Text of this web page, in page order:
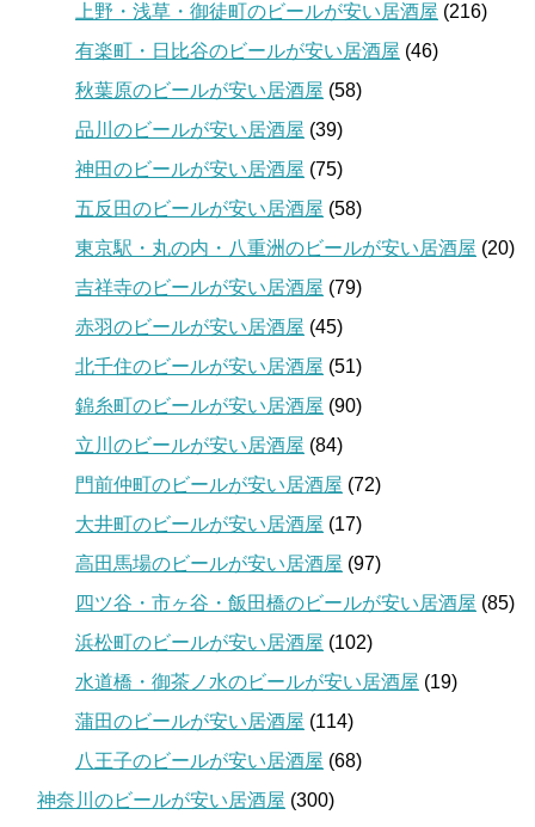
上野・浅草・御徒町のビールが安い居酒屋 (216)
有楽町・日比谷のビールが安い居酒屋 (46)
秋葉原のビールが安い居酒屋 (58)
品川のビールが安い居酒屋 (39)
神田のビールが安い居酒屋 (75)
五反田のビールが安い居酒屋 (58)
東京駅・丸の内・八重洲のビールが安い居酒屋 (20)
吉祥寺のビールが安い居酒屋 (79)
赤羽のビールが安い居酒屋 (45)
北千住のビールが安い居酒屋 (51)
錦糸町のビールが安い居酒屋 (90)
立川のビールが安い居酒屋 (84)
門前仲町のビールが安い居酒屋 (72)
大井町のビールが安い居酒屋 (17)
高田馬場のビールが安い居酒屋 (97)
四ツ谷・市ヶ谷・飯田橋のビールが安い居酒屋 (85)
浜松町のビールが安い居酒屋 (102)
水道橋・御茶ノ水のビールが安い居酒屋 (19)
蒲田のビールが安い居酒屋 (114)
八王子のビールが安い居酒屋 (68)
神奈川のビールが安い居酒屋 (300)